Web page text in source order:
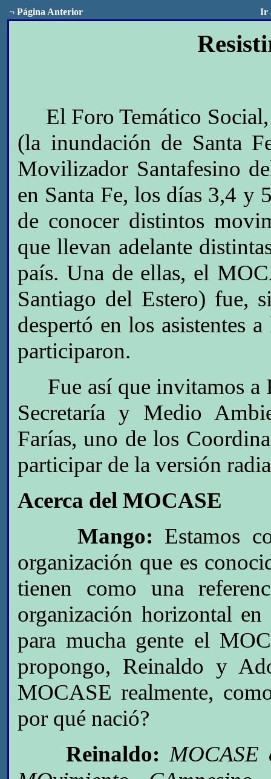
¬ Página Anterior Ir
El Foro Temático Social,
(la inundación de Santa
Movilizador Santafesino
en Santa Fe, los días 3,4 y
de conocer distintos
que llevan adelante
país. Una de ellas, el
Santiago del Estero) fue,
despertó en los asistentes
participaron.
Fue así que invitamos a
Secretaría y Medio
Farías, uno de los
participar de la versión
Acerca del MOCASE
Mango: Estamos
organización que es
tienen como una
organización horizontal
para mucha gente el
propongo, Reinaldo y
MOCASE realmente,
por qué nació?
Reinaldo: MOCASE